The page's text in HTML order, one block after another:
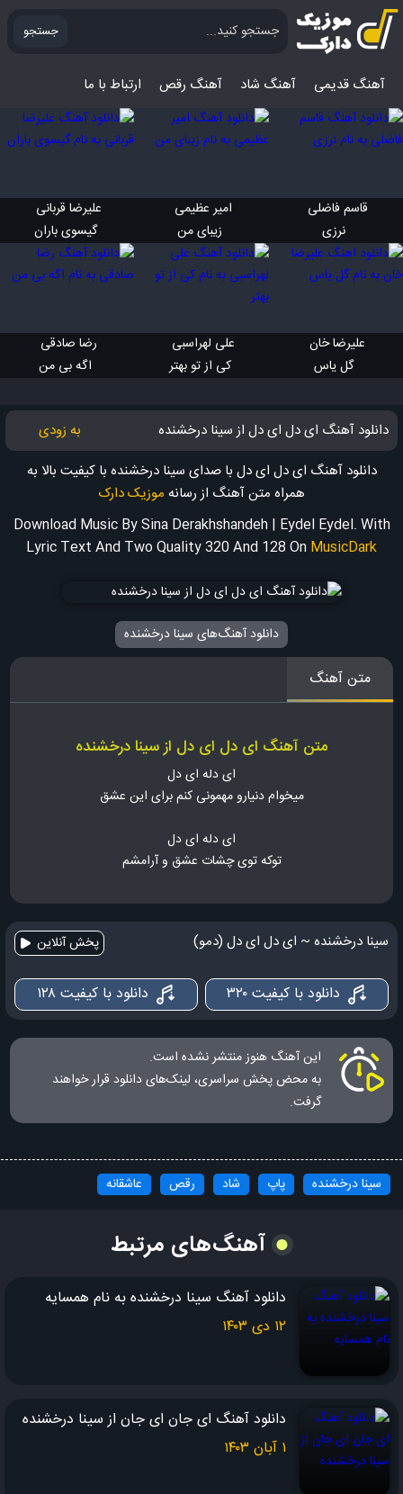
جستجو
آهنگ قدیمی آهنگ‌ شاد آهنگ رقص ارتباط با ما
قاسم فاضلی
نرزی
امیر عظیمی
زیبای من
علیرضا قربانی
گیسوی باران
علیرضا خان
گل یاس
علی لهراسبی
کی از تو بهتر
رضا صادقی
اگه بی من
دانلود آهنگ ای دل ای دل از سینا درخشنده
به زودی
دانلود آهنگ ای دل ای دل با صدای سینا درخشنده با کیفیت بالا به
همراه متن آهنگ از رسانه موزیک دارک
Download Music By Sina Derakhshandeh | Eydel Eydel. With
Lyric Text And Two Quality 320 And 128 On MusicDark
دانلود آهنگ‌های سینا درخشنده
متن آهنگ
متن آهنگ ای دل ای دل از سینا درخشنده
ای دله ای دل
میخوام دنیارو مهمونی کنم برای این عشق
ای دله ای دل
توکه توی چشات عشق و آرامشم
سینا درخشنده ~ ای دل ای دل (دمو) پخش آنلاین
دانلود با کیفیت ۳۲۰ دانلود با کیفیت ۱۲۸
این آهنگ هنوز منتشر نشده است.
به محض پخش سراسری، لینک‌های دانلود قرار خواهند
گرفت.
سینا درخشنده پاپ شاد رقص عاشقانه
آهنگ‌های مرتبط
دانلود آهنگ سینا درخشنده به نام همسایه
۱۲ دی ۱۴۰۳
دانلود آهنگ ای جان ای جان از سینا درخشنده
۱ آبان ۱۴۰۳